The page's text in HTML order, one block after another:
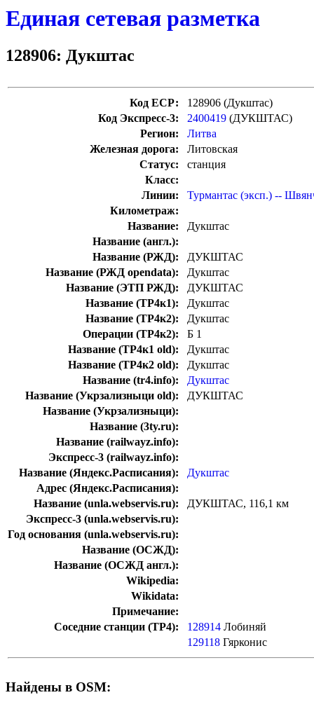
Единая сетевая разметка
128906: Дукштас
Код ЕСР:
128906 (Дукштас)
Код Экспресс-3:
2400419 (ДУКШТАС)
Регион:
Литва
Железная дорога:
Литовская
Статус:
станция
Класс:
Линии:
Турмантас (эксп.) --
Километраж:
Название:
Дукштас
Название (англ.):
Название (РЖД):
ДУКШТАС
Название (РЖД opendata):
Дукштас
Название (ЭТП РЖД):
ДУКШТАС
Название (ТР4к1):
Дукштас
Название (ТР4к2):
Дукштас
Операции (ТР4к2):
Б 1
Название (ТР4к1 old):
Дукштас
Название (ТР4к2 old):
Дукштас
Название (tr4.info):
Дукштас
Название (Укрзализныци old):
ДУКШТАС
Название (Укрзализныци):
Название (3ty.ru):
Название (railwayz.info):
Экспресс-3 (railwayz.info):
Название (Яндекс.Расписания):
Дукштас
Адрес (Яндекс.Расписания):
Название (unla.webservis.ru):
ДУКШТАС, 116,1 км
Экспресс-3 (unla.webservis.ru):
Год основания (unla.webservis.ru):
Название (ОСЖД):
Название (ОСЖД англ.):
Wikipedia:
Wikidata:
Примечание:
Соседние станции (ТР4):
128914 Лобиняй
129118 Гярконис
Найдены в OSM: